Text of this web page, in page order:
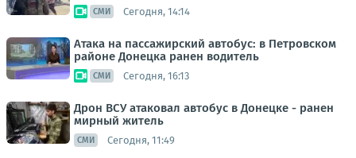
СМИ Сегодня, 14:14
Атака на пассажирский автобус: в Петровском
районе Донецка ранен водитель
СМИ Сегодня, 16:13
Дрон ВСУ атаковал автобус в Донецке - ранен
мирный житель
СМИ Сегодня, 11:49